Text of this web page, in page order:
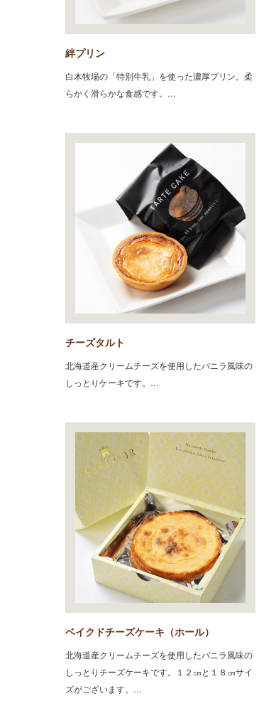
絆プリン
白木牧場の「特別牛乳」を使った濃厚プリン。柔
らかく滑らかな食感です。…
チーズタルト
北海道産クリームチーズを使用したバニラ風味の
しっとりケーキです。…
ベイクドチーズケーキ（ホール）
北海道産クリームチーズを使用したバニラ風味の
しっとりチーズケーキです。１２㎝と１８㎝サイ
ズがございます。…